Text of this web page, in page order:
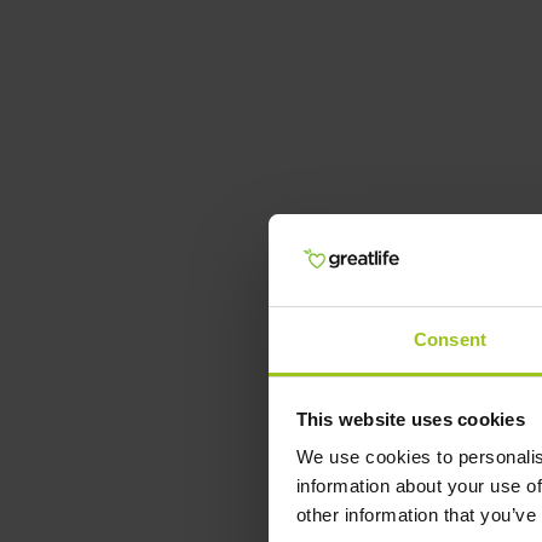
Consent
This website uses cookies
We use cookies to
information about your use
other information that